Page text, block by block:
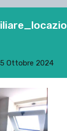
Ottobre 2024